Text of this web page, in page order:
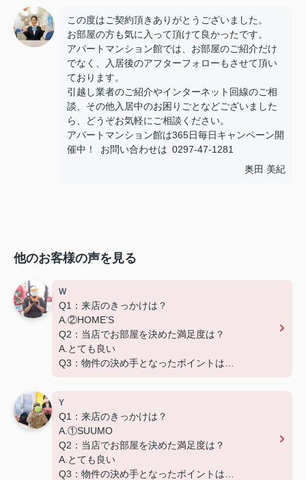
この度はご契約頂きありがとうございました。
お部屋の方も気に入って頂けて良かったです。
アパートマンション館では、お部屋のご紹介だけ
でなく、入居後のアフターフォローもさせて頂い
ております。
引越し業者のご紹介やインターネット回線のご相
談、その他入居中のお困りごとなどございました
ら、どうぞお気軽にご相談ください。
アパートマンション館は365日毎日キャンペーン開
催中！ お問い合わせは 0297-47-1281
奥田 美紀
他のお客様の声を見る
W
Q1：来店のきっかけは？
A.②HOME’S
Q2：当店でお部屋を決めた満足度は？
A.とても良い
Q3：物件の決め手となったポイントは？
Y
Q1：来店のきっかけは？
A.①SUUMO
Q2：当店でお部屋を決めた満足度は？
A.とても良い
Q3：物件の決め手となったポイントは？